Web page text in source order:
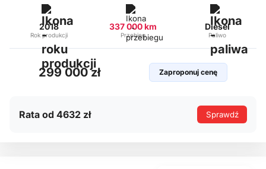
2018
Rok produkcji
337 000 km
Przebieg
Diesel
Paliwo
299 000 zł Zaproponuj cenę
Rata od 4632 zł Sprawdź